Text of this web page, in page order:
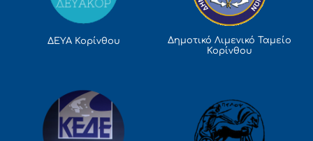
ΔΕΥΑ Κορίνθου
Δημοτικό Λιμενικό Ταμείο
Κορίνθου